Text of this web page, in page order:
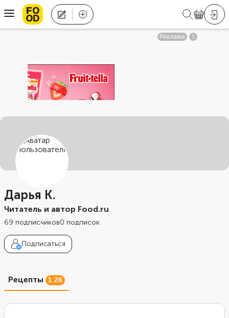
Дарья К.
Читатель и автор Food.ru
69 подписчиков0 подписок
Подписаться
Рецепты 1.2K